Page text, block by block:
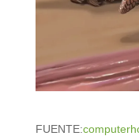
FUENTE: